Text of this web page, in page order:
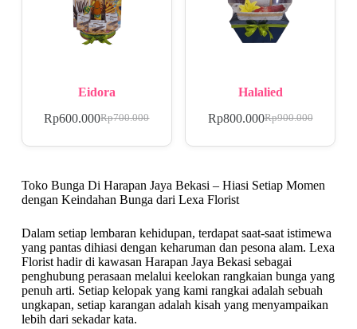
Eidora
Rp700.000
Rp600.000
Halalied
Rp900.000
Rp800.000
Toko Bunga Di Harapan Jaya Bekasi – Hiasi Setiap Momen
dengan Keindahan Bunga dari Lexa Florist
Dalam setiap lembaran kehidupan, terdapat saat-saat istimewa
yang pantas dihiasi dengan keharuman dan pesona alam. Lexa
Florist hadir di kawasan Harapan Jaya Bekasi sebagai
penghubung perasaan melalui keelokan rangkaian bunga yang
penuh arti. Setiap kelopak yang kami rangkai adalah sebuah
ungkapan, setiap karangan adalah kisah yang menyampaikan
lebih dari sekadar kata.